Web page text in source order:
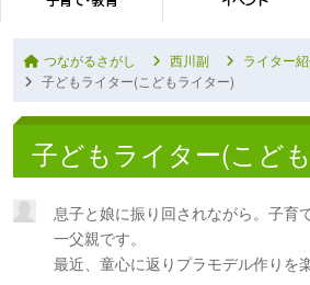
つながるさがし 西川副
ライター
子どもライター(こどもライター)
子どもライター(こど
息子と娘に振り回されながら。子育
一父親です。
最近、童心に返りプラモデル作りを